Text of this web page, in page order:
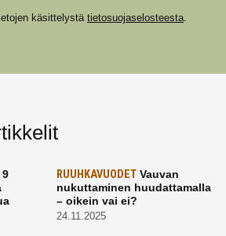
käsittelystä tietosuojaselosteesta.
9
RUUHKAVUODETVauvan
nukuttaminen huudattamalla
– oikein vai ei?
24.11.2025